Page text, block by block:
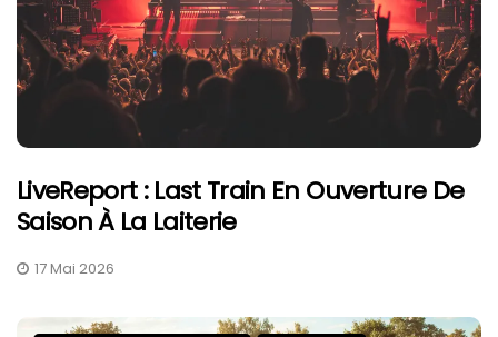
LiveReport : Last Train En Ouverture De
Saison À La Laiterie
17 Mai 2026